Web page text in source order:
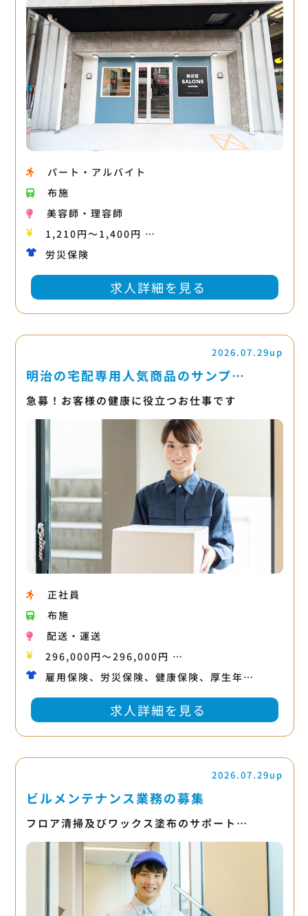
パート・アルバイト
布施
美容師・理容師
1,210円〜1,400円 …
労災保険
求人詳細を見る
2026.07.29up
明治の宅配専用人気商品のサンプ…
急募！お客様の健康に役立つお仕事です
正社員
布施
配送・運送
296,000円〜296,000円 …
雇用保険、労災保険、健康保険、厚生年…
求人詳細を見る
2026.07.29up
ビルメンテナンス業務の募集
フロア清掃及びワックス塗布のサポート…